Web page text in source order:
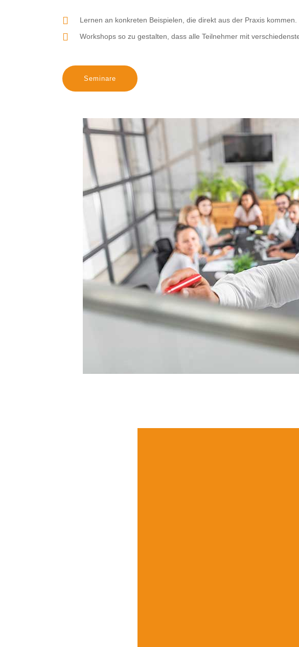
Lernen an konkreten Beispielen, die direkt aus der Praxis kommen.
Workshops so zu gestalten, dass alle Teilnehmer mit
Seminare